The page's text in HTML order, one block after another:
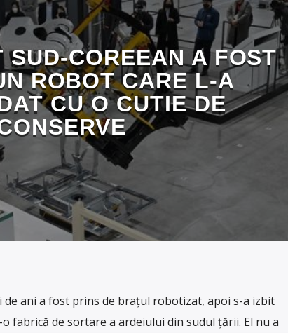
SUD-COREEAN A FOST
ROBOT CARE L-A
CU O CUTIE DE
ani a fost prins de brațul robotizat, apoi s-a izbit
fabrică de sortare a ardeiului din sudul țării. El nu a